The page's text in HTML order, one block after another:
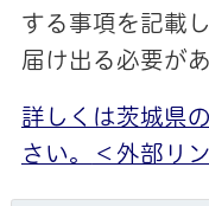
する事項を記載
届け出る必要があ
詳しくは茨城県
さい。
＜外部リ